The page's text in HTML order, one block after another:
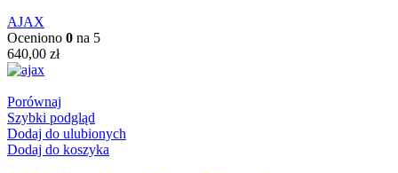
AJAX
Oceniono 0 na 5
640,00 zł
Porównaj
Szybki podgląd
Dodaj do ulubionych
Dodaj do koszyka